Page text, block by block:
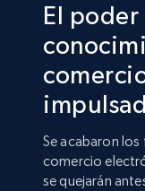
El poder
Se acabaron
comercio
se quejarán